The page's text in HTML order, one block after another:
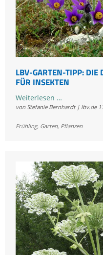
LBV-GARTEN-TIPP: DIE
FÜR INSEKTEN
Weiterlesen …LBV-
Garten-
Frühblüher
für
Insekten
von Stefanie Bernhardt | lbv.de
Frühling, Garten, Pflanzen